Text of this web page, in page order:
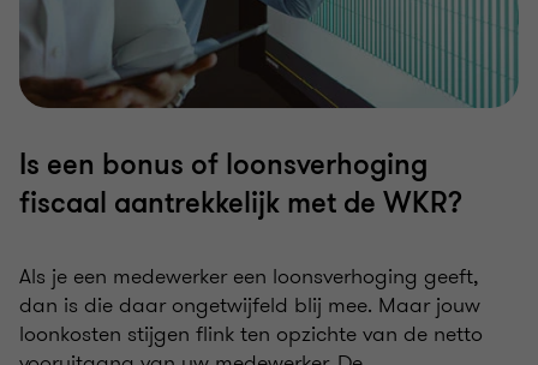
Is een bonus of loonsverhoging
fiscaal aantrekkelijk met de WKR?
Als je een medewerker een loonsverhoging geeft,
dan is die daar ongetwijfeld blij mee. Maar jouw
loonkosten stijgen flink ten opzichte van de netto